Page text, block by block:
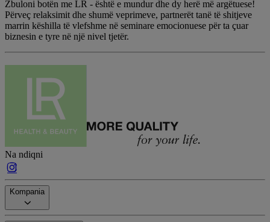
Zbuloni botën me LR - është e mundur dhe dy herë më argëtuese!
Përveç relaksimit dhe shumë veprimeve, partnerët tanë të shitjeve
marrin këshilla të vlefshme në seminare emocionuese për ta çuar
biznesin e tyre në një nivel tjetër.
Na ndiqni
Kompania